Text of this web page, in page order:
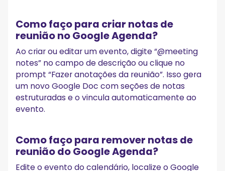
Como faço para criar notas de
reunião no Google Agenda?
Ao criar ou editar um evento, digite “@meeting
notes” no campo de descrição ou clique no
prompt “Fazer anotações da reunião”. Isso gera
um novo Google Doc com seções de notas
estruturadas e o vincula automaticamente ao
evento.
Como faço para remover notas de
reunião do Google Agenda?
Edite o evento do calendário, localize o Google